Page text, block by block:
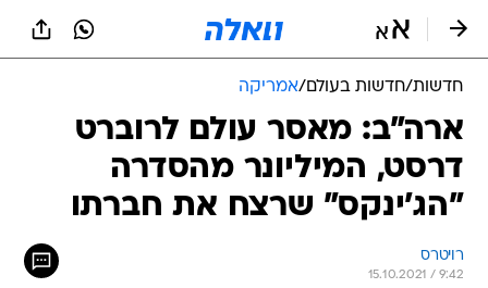
חדשות/חדשות בעולם/אמריקה
ארה"ב: מאסר עולם לרוברט
דרסט, המיליונר מהסדרה
"הג'ינקס" שרצח את חברתו
רויטרס
15.10.2021 / 9:42